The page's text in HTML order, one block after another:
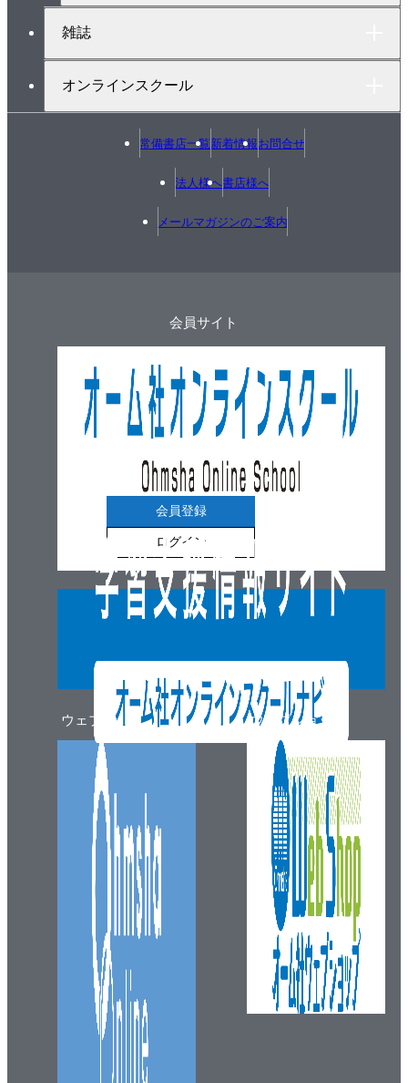
4-4 合成樹脂管工事 －解釈第177条－
4-6 ケーブル工事 －解釈第187条－
4-8 ネオン放電灯・ショウウインドウ内の工事
4-9 特殊な場所の工事
4-10 低圧引込線と引込口配線
4-11 接地工事と漏電遮断器の施設
5-3 接地抵抗の測定
5-4 計器の種類と使い方
5-5 電圧・電流・電力・力率の測定
6章 配線図
6-1 屋内配線用図記号 －配線－
6-3 屋内配線用図記号 －コンセント－
6-4 屋内配線用図記号 －点滅器－
6-5 屋内配線用図記号 －機器，開閉器その他
6-6 電灯結線図と動力結線図
6-7 単線図から複線図への変換
6-10 施工上の留意事項②
6-11 配線図問題の考え方①
6-12 配線図問題の考え方②
7章 一般用電気工作物の保安に関する法令
7-1 電気事業法
7-2 電気工事士法① －目的，義務－
7-3 電気工事士法② －電気工事士の作業内容
7-4 電気設備技術基準・解釈
7-5 電気用品安全法
7-6 電気工事業法
8章 技能試験のポイント
8-1 技能試験の概略
8-2 技能試験の基本
8-3 技能試験 問題例
雑誌
オンラインスクール
常備書店一覧新着情報お問合せ
法人様へ書店様へ
メールマガジンのご案内
ウェブマガジン
会員サイト
会員登録
ログイン
ウェブショップ